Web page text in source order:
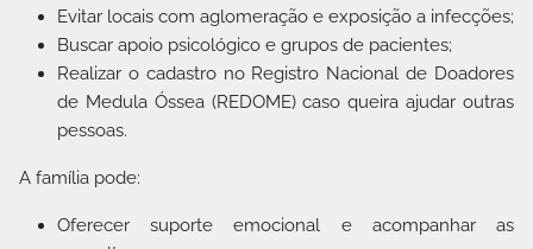
Evitar locais com aglomeração e exposição a infecções;
Buscar apoio psicológico e grupos de pacientes;
Realizar o cadastro no Registro Nacional de Doadores
de Medula Óssea (REDOME) caso queira ajudar outras
pessoas.
A família pode:
Oferecer suporte emocional e acompanhar as